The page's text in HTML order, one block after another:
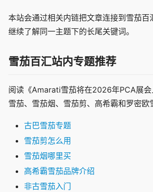
本站会通过相关内链把文章连接到雪茄
继续了解同一主题下的长尾关键词。
雪茄百汇站内专题推荐
阅读《Amarati雪茄将在2026年PCA展
雪茄、雪茄烟、雪茄剪、高希霸和罗密
古巴雪茄专题
雪茄剪怎么用
雪茄烟哪里买
高希霸雪茄品牌介绍
非古雪茄入门